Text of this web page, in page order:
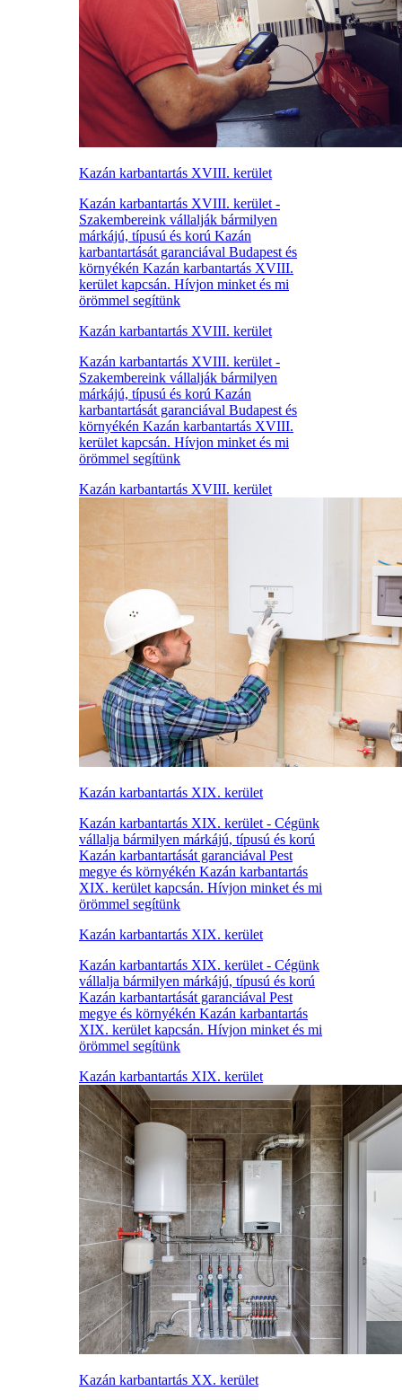
Kazán karbantartás XVIII. kerület
Kazán karbantartás XVIII. kerület -
Szakembereink vállalják bármilyen
márkájú, típusú és korú Kazán
karbantartását garanciával Budapest és
környékén Kazán karbantartás XVIII.
kerület kapcsán. Hívjon minket és mi
örömmel segítünk
Kazán karbantartás XVIII. kerület
Kazán karbantartás XVIII. kerület -
Szakembereink vállalják bármilyen
márkájú, típusú és korú Kazán
karbantartását garanciával Budapest és
környékén Kazán karbantartás XVIII.
kerület kapcsán. Hívjon minket és mi
örömmel segítünk
Kazán karbantartás XVIII. kerület
Kazán karbantartás XIX. kerület
Kazán karbantartás XIX. kerület - Cégünk
vállalja bármilyen márkájú, típusú és korú
Kazán karbantartását garanciával Pest
megye és környékén Kazán karbantartás
XIX. kerület kapcsán. Hívjon minket és mi
örömmel segítünk
Kazán karbantartás XIX. kerület
Kazán karbantartás XIX. kerület - Cégünk
vállalja bármilyen márkájú, típusú és korú
Kazán karbantartását garanciával Pest
megye és környékén Kazán karbantartás
XIX. kerület kapcsán. Hívjon minket és mi
örömmel segítünk
Kazán karbantartás XIX. kerület
Kazán karbantartás XX. kerület